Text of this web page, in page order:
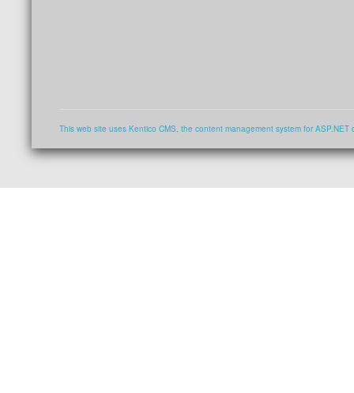
This web site uses Kentico CMS, the content management system for ASP.NET